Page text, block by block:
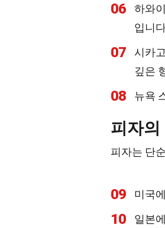
06
하와
입니
07
시카
깊은
08 뉴욕
피자의
피자는 단
09 미국
10 일본